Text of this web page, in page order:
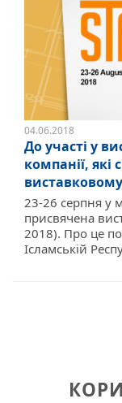
04.06.2018
До участі у
компанії, які
23-26 серпня у
присвячена
2018). Про це
Ісламській